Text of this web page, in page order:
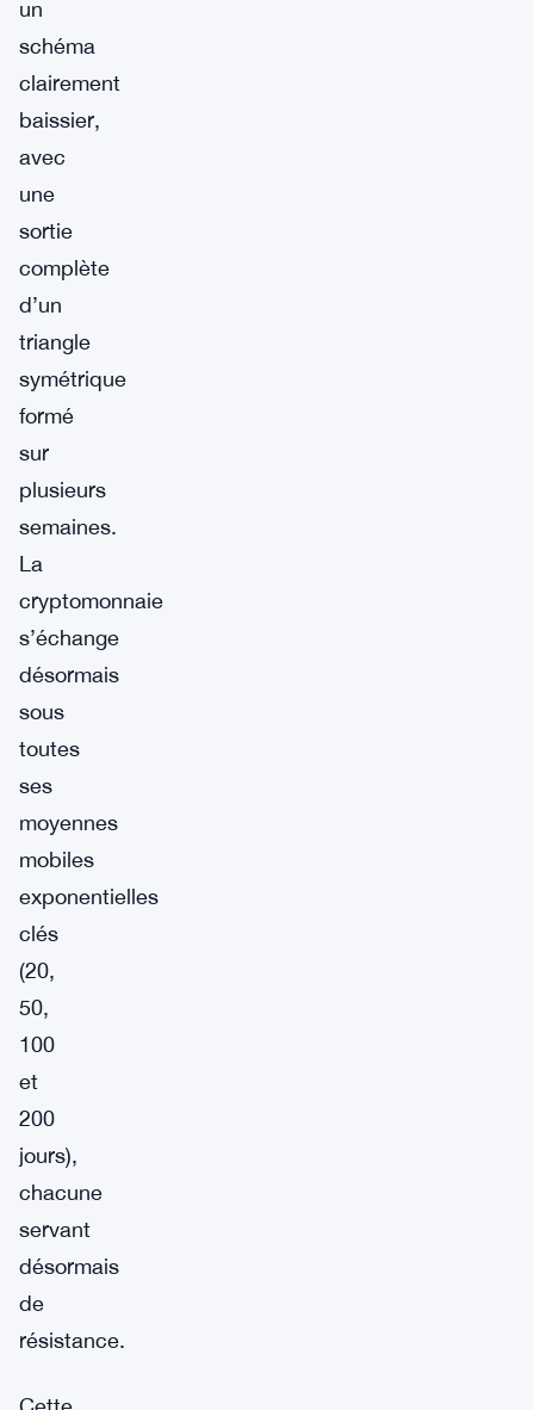
un
schéma
clairement
baissier,
avec
une
sortie
complète
d’un
triangle
symétrique
formé
sur
plusieurs
semaines.
La
cryptomonnaie
s’échange
désormais
sous
toutes
ses
moyennes
mobiles
exponentielles
clés
(20,
50,
100
et
200
jours),
chacune
servant
désormais
de
résistance.